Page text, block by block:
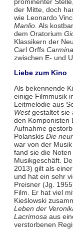
der Mitte, doch
wie Leonardo
Manlio. Als
dem Oratorium
Klassikern der
Carl Orffs
zwischen E- und
Liebe zum Kino
Als bekennende
einige Filmmusik
Leitmelodie aus
Westgestaltet sie
den Komponisten
Aufnahme
Polanskis Die
war von der
fand sie die
Musikgeschäft.
2013) gilt als
und hat ein sehr
Preisner (Jg.
Film. Er hat viel
Kieślowski
Leben der
Lacrimosa aus
verstorbenen